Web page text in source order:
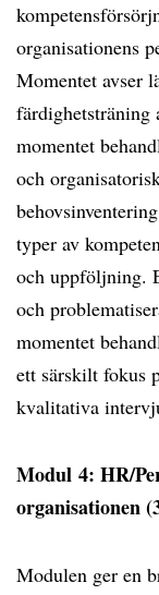
organisationens
Momentet avser
färdighetsträning
momentet
och
typer av
och uppföljning.
och
momentet
ett särskilt fokus
kvalitativa
Modul 4: HR/
organisationen
Modulen ger en